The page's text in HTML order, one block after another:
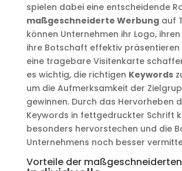
spielen dabei eine entscheidende
maßgeschneiderte Werbungauf
können Unternehmen ihr Logo,
ihre Botschaft effektiv präsentieren
eine tragebare Visitenkarte
es wichtig, die richtigen Keywords
um die Aufmerksamkeit der
gewinnen. Durch das Hervorheben
Keywords in fettgedruckter Schrift
besonders hervorstechen und die
Unternehmens noch besser
Vorteile der